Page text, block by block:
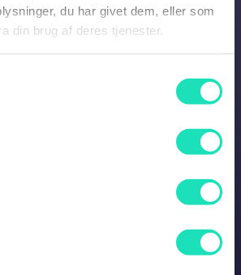
du har givet dem, eller som
din brug af deres tjenester.